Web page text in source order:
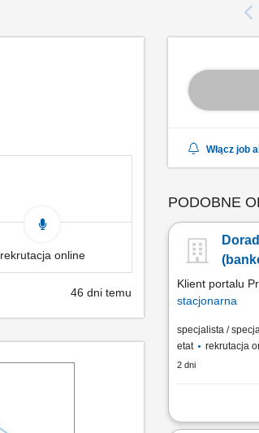
rekrutacja online
46 dni temu
Włącz job
PODOBNE
Klient portalu
stacjonarna
specjalista /
etat
rekrutacja
2 dni
obsługa